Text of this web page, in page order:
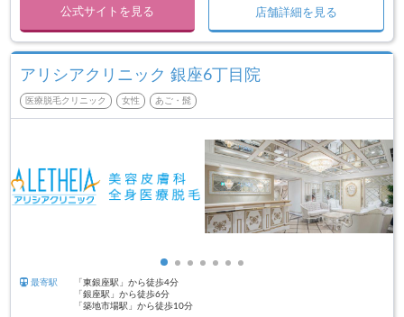
公式サイトを見る 店舗詳細を見る
アリシアクリニック 銀座6丁目院
医療脱毛クリニック 女性 あご・髭
最寄駅
「東銀座駅」から徒歩4分
「銀座駅」から徒歩6分
「築地市場駅」から徒歩10分